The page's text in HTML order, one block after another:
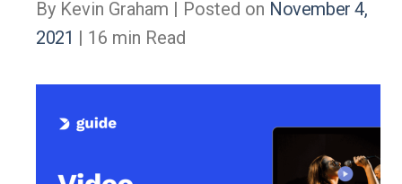
By Kevin Graham | Posted on November 4,
2021 | 16 min Read